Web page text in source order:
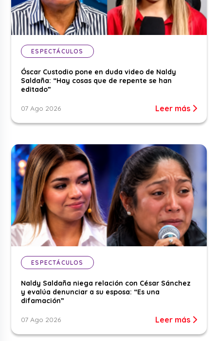
ESPECTÁCULOS
Óscar Custodio pone en duda video de Naldy
Saldaña: “Hay cosas que de repente se han
editado”
07 Ago 2026 Leer más
ESPECTÁCULOS
Naldy Saldaña niega relación con César Sánchez
y evalúa denunciar a su esposa: “Es una
difamación”
07 Ago 2026 Leer más